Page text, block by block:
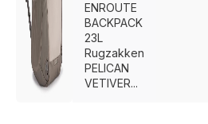
ENROUTE
BACKPACK
23L
Rugzakken
PELICAN
VETIVER...